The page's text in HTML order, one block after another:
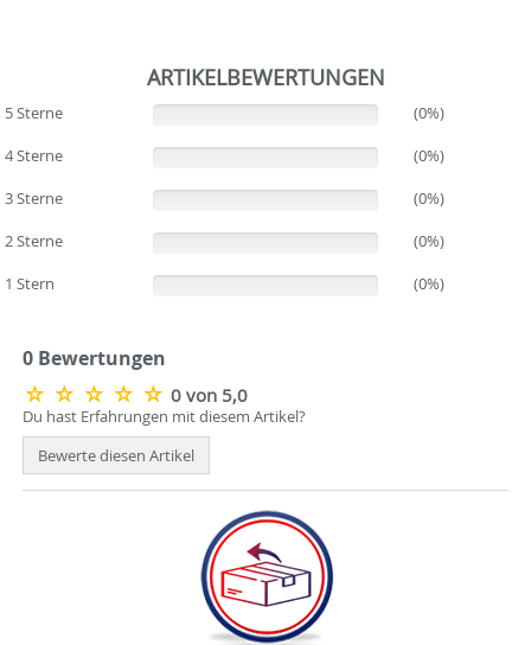
ARTIKELBEWERTUNGEN
5 Sterne
(0%)
4 Sterne
(0%)
3 Sterne
(0%)
2 Sterne
(0%)
1 Stern
(0%)
0 Bewertungen
0 von 5,0
Du hast Erfahrungen mit diesem Artikel?
Bewerte diesen Artikel